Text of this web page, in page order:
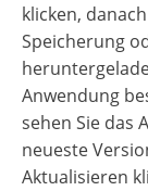
klicken,
Speicherung
Anwendung
sehen Sie das
neueste
Aktualisieren